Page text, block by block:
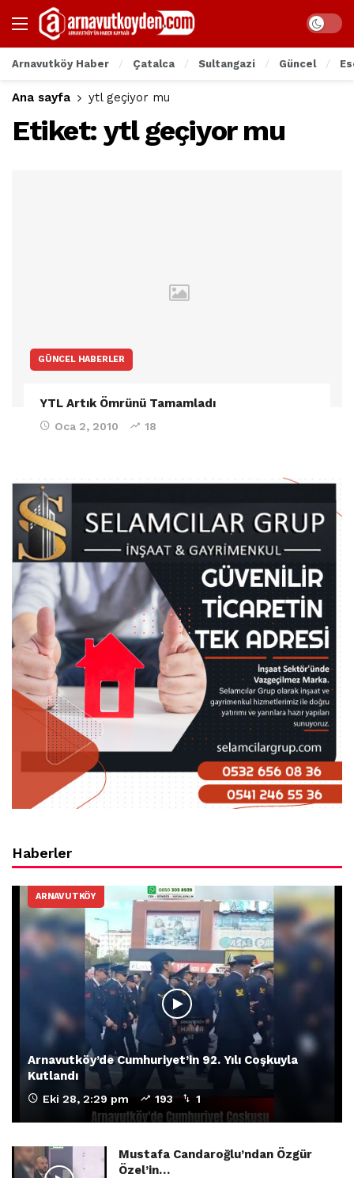
Arnavutköy Haber Çatalca Sultangazi Güncel
Ana sayfa ytl geçiyor mu
Etiket:ytl geçiyor mu
GÜNCEL HABERLER
YTL Artık Ömrünü Tamamladı
Oca 2, 2010 18
Haberler
ARNAVUTKÖY
Arnavutköy’de Cumhuriyet’in 92. Yılı Coşkuyla
Kutlandı
Eki 28, 2:29 pm 193 1
Mustafa Candaroğlu’ndan Özgür
Özel’in…